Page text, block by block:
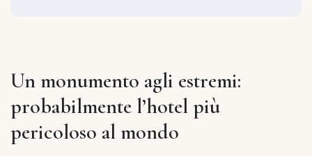
Un monumento agli estremi:
probabilmente l’hotel più
pericoloso al mondo